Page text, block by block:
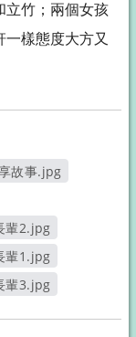
立竹；兩個女孩
樣態度大方又
故事.jpg
輩2.jpg
新視窗
輩1.jpg
新視窗
輩3.jpg